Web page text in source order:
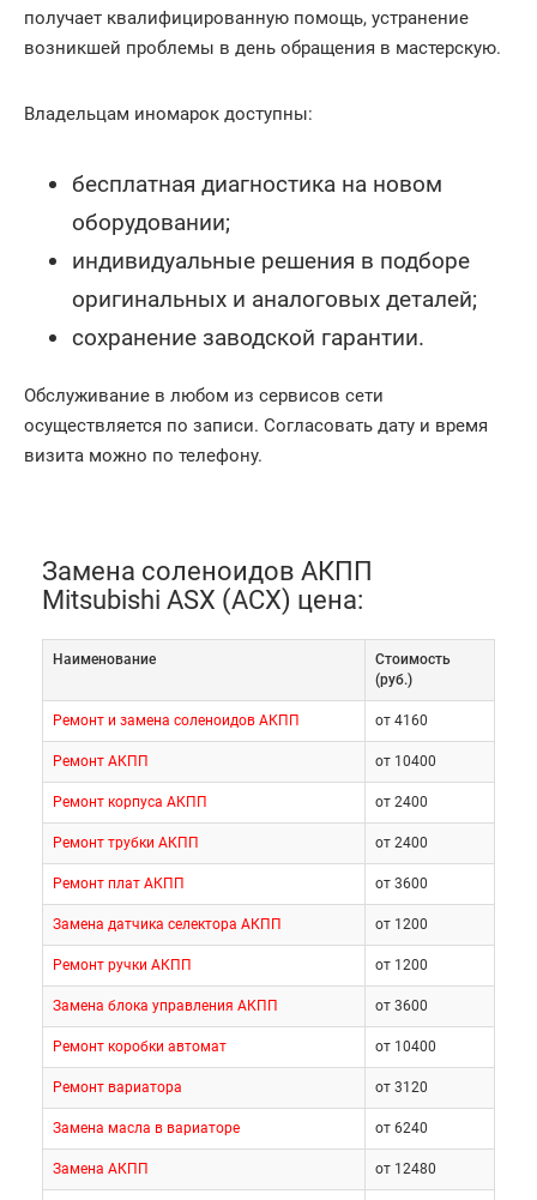
получает квалифицированную помощь, устранение
возникшей проблемы в день обращения в мастерскую.
Владельцам иномарок доступны:
бесплатная диагностика на новом
оборудовании;
индивидуальные решения в подборе
оригинальных и аналоговых деталей;
сохранение заводской гарантии.
Обслуживание в любом из сервисов сети
осуществляется по записи. Согласовать дату и время
визита можно по телефону.
Замена соленоидов АКПП
Mitsubishi ASX (АСХ) цена:
Наименование
Cтоимость
(руб.)
Ремонт и замена соленоидов АКПП от 4160
Ремонт АКПП от 10400
Ремонт корпуса АКПП от 2400
Ремонт трубки АКПП от 2400
Ремонт плат АКПП от 3600
Замена датчика селектора АКПП от 1200
Ремонт ручки АКПП от 1200
Замена блока управления АКПП от 3600
Ремонт коробки автомат от 10400
Ремонт вариатора от 3120
Замена масла в вариаторе от 6240
Замена АКПП от 12480